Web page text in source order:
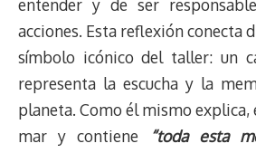
entender y de ser
acciones. Esta reflexión conecta
símbolo icónico del taller: un
representa la escucha y la
planeta. Como él mismo explica,
mar y contiene
“toda esta